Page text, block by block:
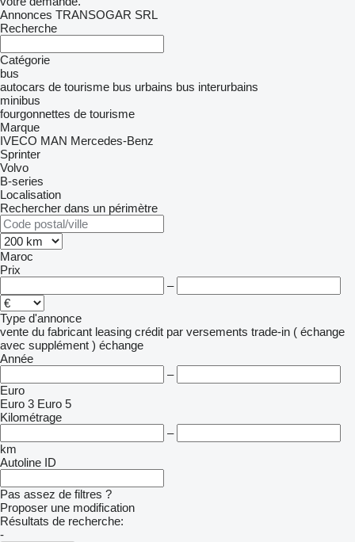
Annonces TRANSOGAR SRL
Recherche
Catégorie
bus
autocars de tourisme bus urbains bus interurbains
minibus
fourgonnettes de tourisme
Marque
IVECO MAN Mercedes-Benz
Sprinter
Volvo
B-series
Localisation
Rechercher dans un périmètre
Maroc
Prix
–
Type d'annonce
vente du fabricant leasing crédit par versements trade-in ( échange
avec supplément ) échange
Année
–
Euro
Euro 3 Euro 5
Kilométrage
–
km
Autoline ID
Pas assez de filtres ?
Proposer une modification
Résultats de recherche:
-